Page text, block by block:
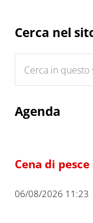
Sidebar
Cerca nel
Agenda
Cena di
06/08/2026 11:23